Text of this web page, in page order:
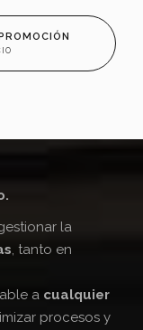
la
, tanto en
a cualquier
procesos y